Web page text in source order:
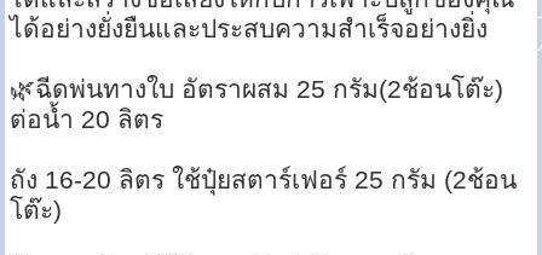
ได้อย่างยั่งยืนและประสบความสำเร็จอย่างยิ่ง
🌿ฉีดพ่นทางใบ อัตราผสม 25 กรัม(2ช้อนโต๊ะ)
ต่อน้ำ 20 ลิตร
ถัง 16-20 ลิตร ใช้ปุ๋ยสตาร์เฟอร์ 25 กรัม (2ช้อน
โต๊ะ)